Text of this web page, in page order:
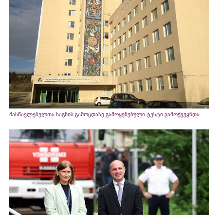
მასწავლებელთა საგნის გამოცდაზე გამოყენებული ტესტი გამოქვეყნდა